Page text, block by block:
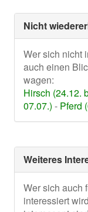
Nicht
Wer sich nicht
auch einen
wagen:
Hirsch (24.12.
07.07.) - Pferd
Weiteres
Wer sich auch
interessiert wird